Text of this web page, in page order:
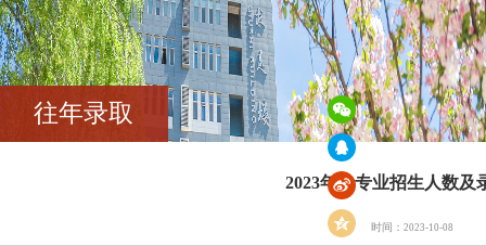
往年录取
2023年各专业招生人数及
时间： 2023-10-08